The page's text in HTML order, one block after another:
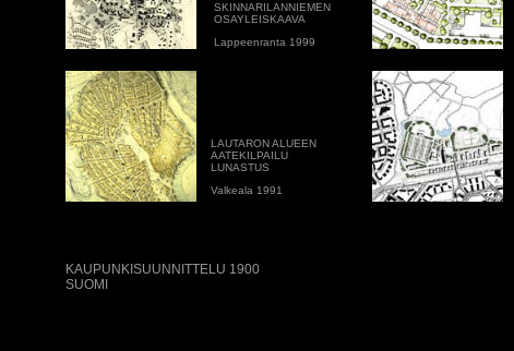
KAUPUNKISUUNNITTELU 1900
SUOMI
SKINNARILANNIEMEN
OSAYLEISKAAVA
Lappeenranta 1999
LAUTARON ALUEEN
AATEKILPAILU
LUNASTUS
Valkeala 1991